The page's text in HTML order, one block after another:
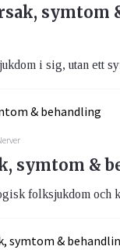
symtom
i sig, utan ett
symtom &
folksjukdom och